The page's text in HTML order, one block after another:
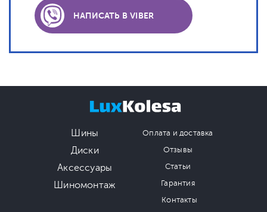
НАПИСАТЬ В VIBER
Шины
Диски
Аксессуары
Шиномонтаж
Оплата и доставка
Отзывы
Статьи
Гарантия
Контакты